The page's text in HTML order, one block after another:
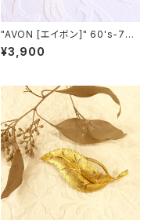
"AVON [エイボン]" 60's-7
0's 薔薇モチーフ ヴィンテージ
¥3,900